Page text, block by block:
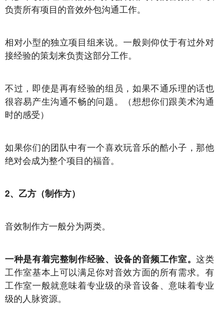
负责所有项目的音效外包沟通工作。
相对小型的独立项目组来说。一般则仰仗于有过外对
接经验的策划来负责这部分工作。
不过，即使是再有经验的组员，如果不通乐理的话也
很容易产生沟通不畅的问题。（想想你们跟美术沟通
时的感受）
如果你们的团队中有一个喜欢玩音乐的酷小子，那他
绝对会成为整个项目的福音。
2、乙方（制作方）
音效制作方一般分为两类。
一种是有着完整制作经验、设备的音频工作室。这类
工作室基本上可以满足你对音效方面的所有需求。有
工作室一般就意味着专业级的录音设备、意味着专业
级的人脉资源。